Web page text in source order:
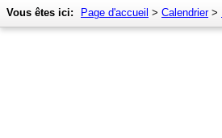
Vous êtes ici: Page d'accueil > Calendrier>